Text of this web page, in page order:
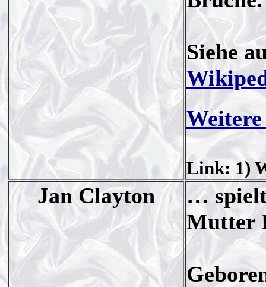
Siehe
Link: 1)
Jan Clayton
…
Mutter